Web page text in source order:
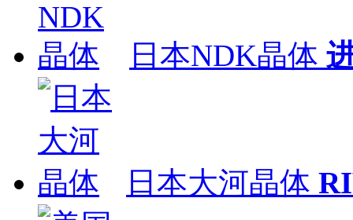
日本NDK晶体
日本大河晶体